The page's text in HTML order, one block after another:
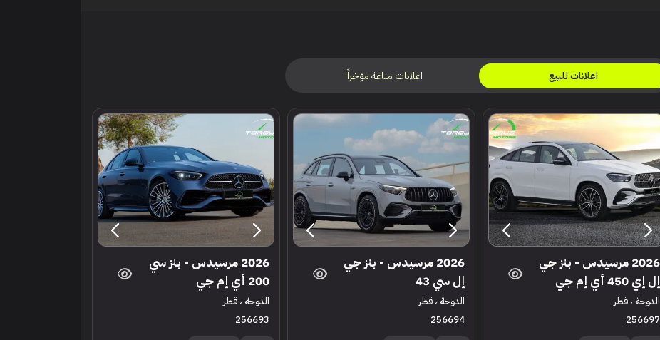
اعلانات للبيع اعلانات مباعة مؤخراً
2026 مرسيدس - بنز جي
إل إي 450 أي إم جي
الدوحة ، قطر
256697
2026 مرسيدس - بنز جي
إل سي 43
الدوحة ، قطر
256694
2026 مرسيدس - بنز سي
200 أي إم جي
الدوحة ، قطر
256693